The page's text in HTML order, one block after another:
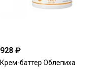
928 ₽
Крем-баттер Облепиха